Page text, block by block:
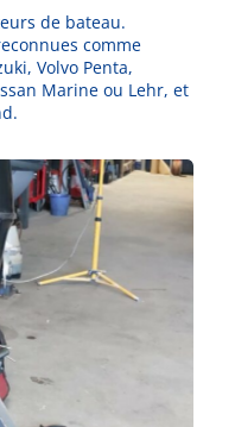
de bateau.
comme
Volvo Penta,
Marine ou Lehr, et